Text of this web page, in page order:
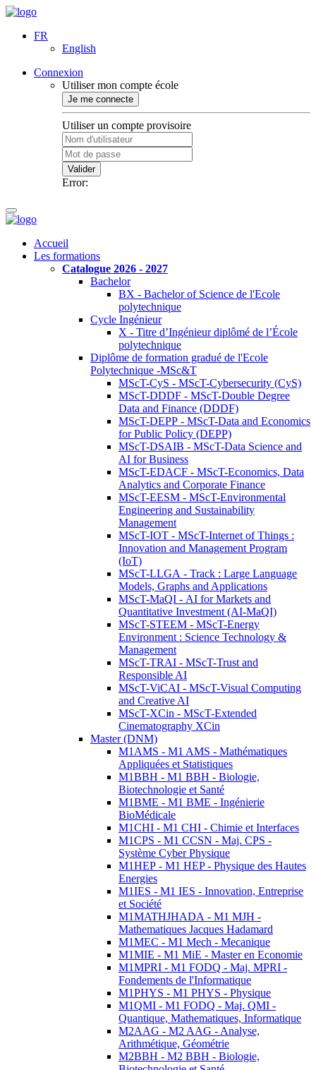
FR
English
Connexion
Utiliser mon compte école
Je me connecte
Utiliser un compte provisoire
Valider
Error:
Accueil
Les formations
Catalogue 2026 - 2027
Bachelor
BX - Bachelor of Science de l'Ecole
polytechnique
Cycle Ingénieur
X - Titre d’Ingénieur diplômé de l’École
polytechnique
Diplôme de formation gradué de l'Ecole
Polytechnique -MSc&T
MScT-CyS - MScT-Cybersecurity (CyS)
MScT-DDDF - MScT-Double Degree
Data and Finance (DDDF)
MScT-DEPP - MScT-Data and Economics
for Public Policy (DEPP)
MScT-DSAIB - MScT-Data Science and
AI for Business
MScT-EDACF - MScT-Economics, Data
Analytics and Corporate Finance
MScT-EESM - MScT-Environmental
Engineering and Sustainability
Management
MScT-IOT - MScT-Internet of Things :
Innovation and Management Program
(IoT)
MScT-LLGA - Track : Large Language
Models, Graphs and Applications
MScT-MaQI - AI for Markets and
Quantitative Investment (AI-MaQI)
MScT-STEEM - MScT-Energy
Environment : Science Technology &
Management
MScT-TRAI - MScT-Trust and
Responsible AI
MScT-ViCAI - MScT-Visual Computing
and Creative AI
MScT-XCin - MScT-Extended
Cinematography XCin
Master (DNM)
M1AMS - M1 AMS - Mathématiques
Appliquées et Statistiques
M1BBH - M1 BBH - Biologie,
Biotechnologie et Santé
M1BME - M1 BME - Ingénierie
BioMédicale
M1CHI - M1 CHI - Chimie et Interfaces
M1CPS - M1 CCSN - Maj. CPS -
Système Cyber Physique
M1HEP - M1 HEP - Physique des Hautes
Energies
M1IES - M1 IES - Innovation, Entreprise
et Société
M1MATHJHADA - M1 MJH -
Mathematiques Jacques Hadamard
M1MEC - M1 Mech - Mecanique
M1MIE - M1 MiE - Master en Economie
M1MPRI - M1 FODQ - Maj. MPRI -
Fondements de l'Informatique
M1PHYS - M1 PHYS - Physique
M1QMI - M1 FODQ - Maj. QMI -
Quantique, Mathematiques, Informatique
M2AAG - M2 AAG - Analyse,
Arithmétique, Géométrie
M2BBH - M2 BBH - Biologie,